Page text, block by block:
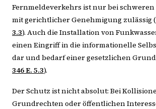
Fernmeldeverkehrs ist nur bei
mit gerichtlicher Genehmigung zulässig (
3.3). Auch die Installation von
einen Eingriff in die informationelle
dar und bedarf einer gesetzlichen
346 E. 5.3).
Der Schutz ist nicht absolut: Bei
Grundrechten oder öffentlichen